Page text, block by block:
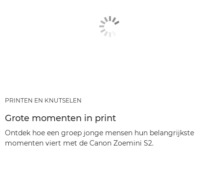
PRINTEN EN KNUTSELEN
Grote momenten in print
Ontdek hoe een groep jonge mensen hun belangrijkste
momenten viert met de Canon Zoemini S2.